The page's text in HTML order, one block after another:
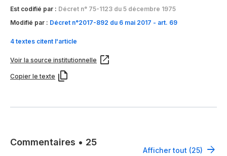
Est codifié par : Décret n° 75-1123 du 5 décembre 1975
Modifié par : Décret n°2017-892 du 6 mai 2017 - art. 69
4 textes citent l'article
Voir la source institutionnelle
Copier le texte
Commentaires • 25
Afficher tout (25)